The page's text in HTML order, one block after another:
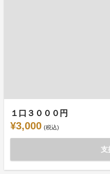
１口３０００円
¥3,000 (税込)
支